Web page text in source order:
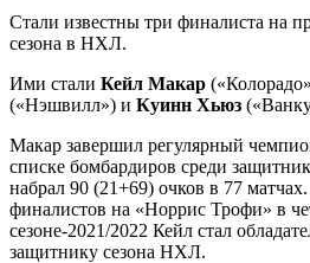
Стали известны три финалиста на
сезона в НХЛ.
Ими стали Кейл Макар
(«Нэшвилл») и Куинн Хьюз
Макар завершил регулярный
списке бомбардиров среди
набрал 90 (21+69) очков в 77
финалистов на «Норрис Трофи» в
сезоне-2021/2022 Кейл стал
защитнику сезона НХЛ.